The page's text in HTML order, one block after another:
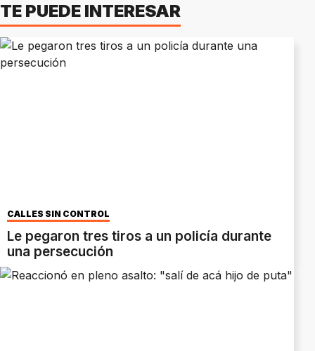
TE PUEDE INTERESAR
CALLES SIN CONTROL
Le pegaron tres tiros a un policía durante
una persecución